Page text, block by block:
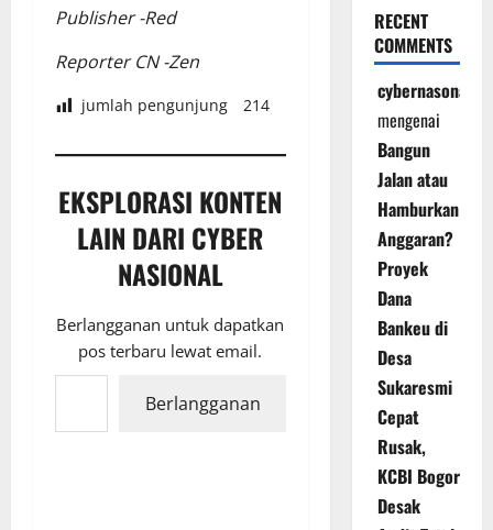
Publisher -Red
Reporter CN -Zen
jumlah pengunjung 214
EKSPLORASI KONTEN
LAIN DARI CYBER
NASIONAL
Berlangganan untuk dapatkan
pos terbaru lewat email.
Ketikkan email Anda...
Berlangganan
RECENT
COMMENTS
cybernasonal
mengenai
Bangun
Jalan atau
Hamburkan
Anggaran?
Proyek
Dana
Bankeu di
Desa
Sukaresmi
Cepat
Rusak,
KCBI Bogor
Desak